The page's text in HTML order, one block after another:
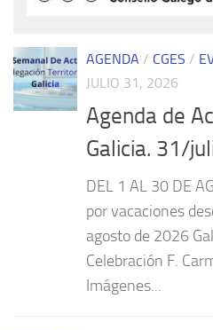
AGENDA / CGES /
JULIO 31, 2026
Agenda de
Galicia. 31/
DEL 1 AL 30 DE
por vacaciones
agosto de 2026
Celebración F.
Imágenes...